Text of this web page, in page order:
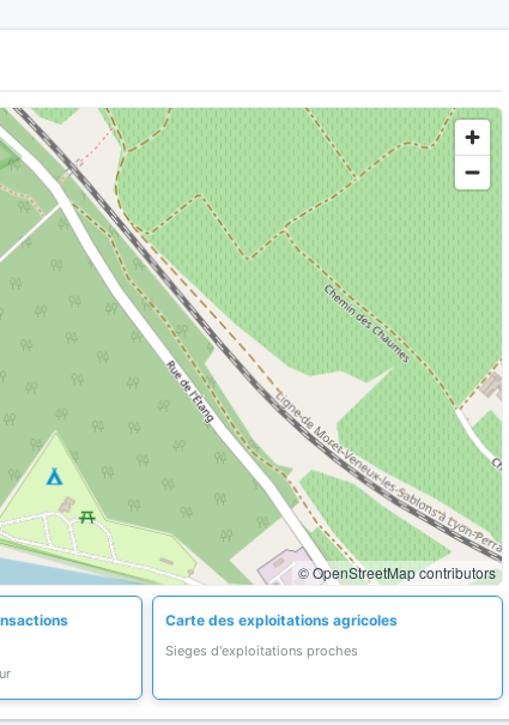
© OpenStreetMap contributors
Carte des exploitations agricoles
Sieges d'exploitations proches